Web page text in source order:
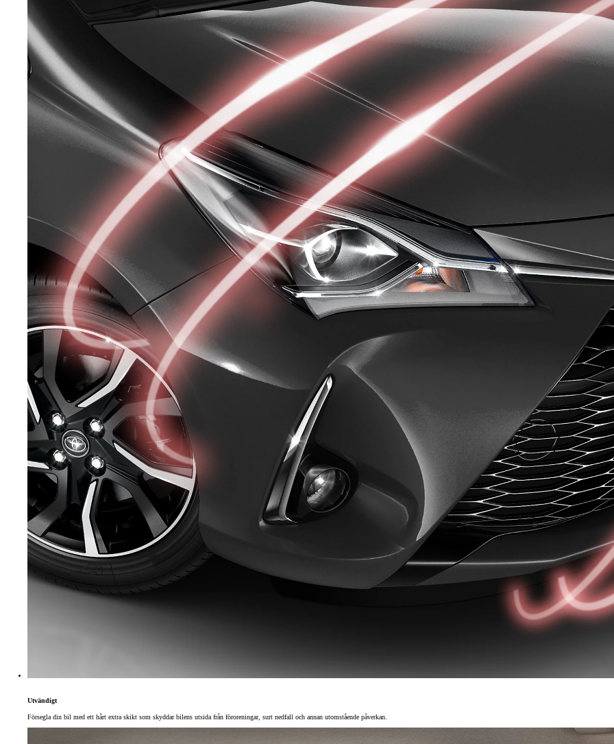
Från 599 900 kr
Från 324 900 kr
Från 3 194 kr/mån
Nya Corolla Cross
HYBRID
Från 360 900 kr
Från 3 548 kr/mån
Easy Billån
Toyota C-HR
Från 3 450 kr/mån
Easy Billån
Toyota GR Supra
BENSIN
Nya GR GT
The soul lives on
Utvändigt
Försegla din bil med ett hårt extra skikt som skyddar bilens utsida från föroreningar, surt nedfall och annan utomstående påverkan.